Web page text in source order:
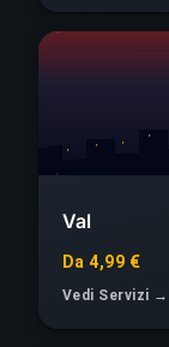
Val
Da 4,99 €
Vedi Servizi →